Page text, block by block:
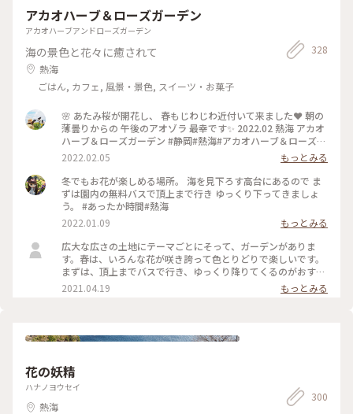
アカオハーブ＆ローズガーデン
アカオハーブアンドローズガーデン
海の景色と花々に癒されて
熱海
ごはん, カフェ, 風景・景色, スイーツ・お菓子
328
🌸 あたみ桜が開花し、 春もじわじわ近付いて来ました❤ 朝の
薄曇りからの 午後のアオゾラ 最幸です✨ 2022.02 熱海 アカオ
ハーブ＆ローズガーデン #静岡#熱海#アカオハーブ＆ローズガ
ーデン#あたみ桜#海#空#絶景
2022.02.05
もっとみる
冬でもお花が楽しめる場所。 海を見下ろす高台にあるので ま
ずは園内の無料バスで頂上まで行き ゆっくり下ってきましょ
う。 #あったか時間#熱海
2022.01.09
もっとみる
広大な広さの土地にテーマごとにそって、ガーデンがありま
す。春は、いろんな花が咲き誇って色とりどりで楽しいです。
まずは、頂上までバスで行き、ゆっくり降りてくるのがおすす
めです。 #花を愉しむ #ガーデン #熱海 #フォトコン #コ
ンテスト
2021.04.19 もっとみる
花の妖精
ハナノヨウセイ
熱海
300